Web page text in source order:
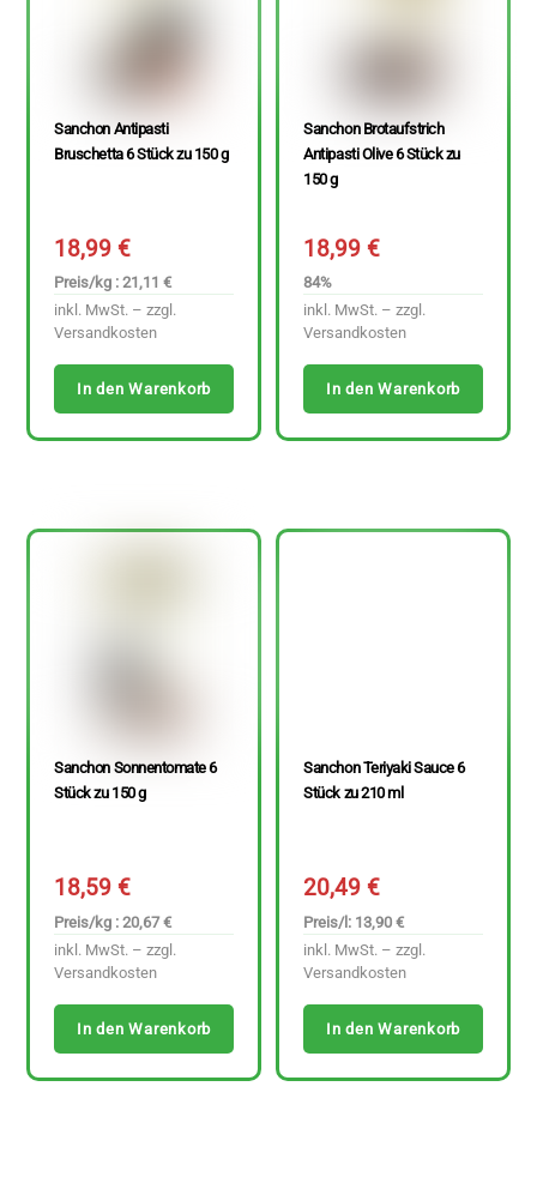
Sanchon Antipasti
Bruschetta 6 Stück zu 150 g
18,99€
Preis/kg : 21,11 €
inkl. MwSt. – zzgl.
Versandkosten
In den Warenkorb
Sanchon Brotaufstrich
Antipasti Olive 6 Stück zu
150 g
18,99€
84%
inkl. MwSt. – zzgl.
Versandkosten
In den Warenkorb
Sanchon Sonnentomate 6
Stück zu 150 g
18,59€
Preis/kg : 20,67 €
inkl. MwSt. – zzgl.
Versandkosten
In den Warenkorb
Sanchon Teriyaki Sauce 6
Stück zu 210 ml
20,49€
Preis/l: 13,90 €
inkl. MwSt. – zzgl.
Versandkosten
In den Warenkorb